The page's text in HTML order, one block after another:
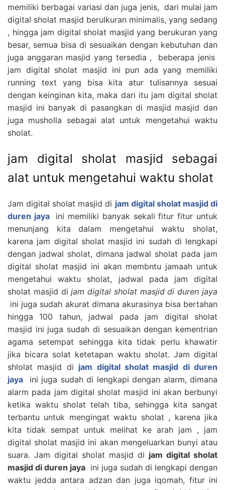
memiliki berbagai variasi dan juga jenis, dari mulai jam
digital sholat masjid berulkuran minimalis, yang sedang
, hingga jam digital sholat masjid yang berukuran yang
besar, semua bisa di sesuaikan dengan kebutuhan dan
juga anggaran masjid yang tersedia , beberapa jenis
jam digital sholat masjid ini pun ada yang memiliki
running text yang bisa kita atur tulisannya sesuai
dengan keinginan kita, maka dari itu jam digital sholat
masjid ini banyak di pasangkan di masjid masjid dan
juga musholla sebagai alat untuk mengetahui waktu
sholat.
jam digital sholat masjid sebagai
alat untuk mengetahui waktu sholat
Jam digital sholat masjid di jam digital sholat masjid di
duren jaya
ini memiliki banyak sekali fitur fitur untuk
menunjang kita dalam mengetahui waktu sholat,
karena jam digital sholat masjid ini sudah di lengkapi
dengan jadwal sholat, dimana jadwal sholat pada jam
digital sholat masjid ini akan membntu jamaah untuk
mengetahui waktu sholat, jadwal pada jam digital
sholat masjid dijam digital sholat masjid di duren jaya
ini juga sudah akurat dimana akurasinya bisa bertahan
hingga 100 tahun, jadwal pada jam digital sholat
masjid ini juga sudah di sesuaikan dengan kementrian
agama setempat sehingga kita tidak perlu khawatir
jika bicara solat ketetapan waktu sholat. Jam digital
shlolat masjid di jam digital sholat masjid di duren
jaya ini juga sudah di lengkapi dengan alarm, dimana
alarm pada jam digital sholat masjid ini akan berbunyi
ketika waktu sholat telah tiba, sehingga kita sangat
terbantu untuk mengingat waktu sholat , karena jika
kita tidak sempat untuk melihat ke arah jam , jam
digital sholat masjid ini akan mengeluarkan bunyi atau
suara. Jam digital sholat masjid di jam digital sholat
masjid di duren jaya ini juga sudah di lengkapi dengan
waktu jedda antara adzan dan juga iqomah, fitur ini